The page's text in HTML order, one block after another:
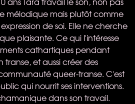
mélodique mais plutôt comme
de soi. Elle ne cherche
plaisante. Ce qui l'intéresse
cathartiques pendant
transe, et aussi créer des
queer-transe. C'est
qui nourrit ses interventions.
dans son travail.